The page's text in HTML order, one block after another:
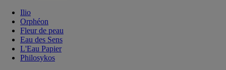
Ilio
Orphéon
Fleur de peau
Eau des Sens
L'Eau Papier
Philosykos